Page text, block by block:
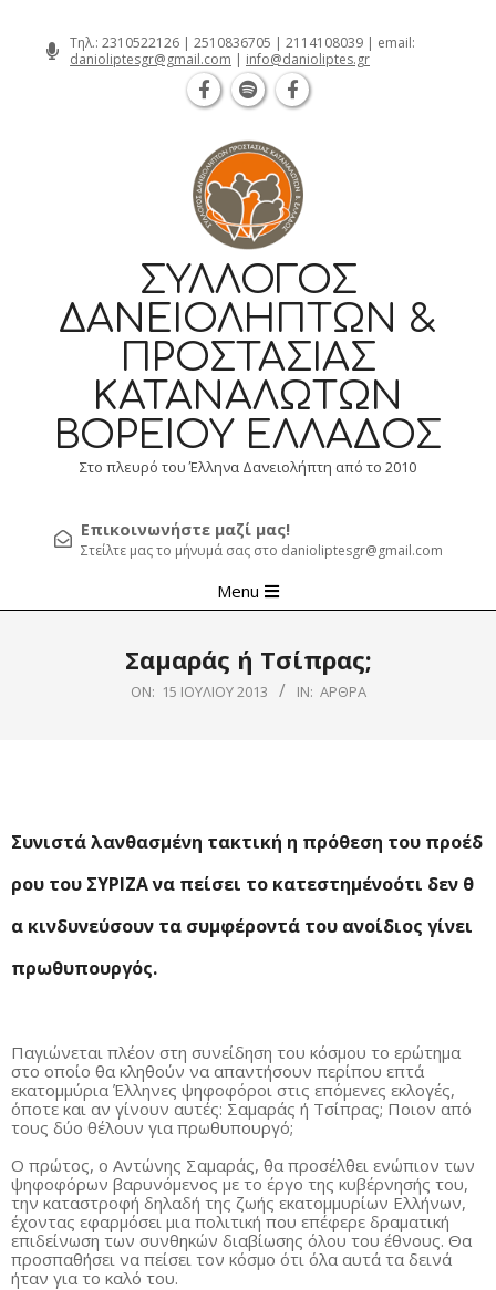
Τηλ.: 2310522126 | 2510836705 | 2114108039 | email:
danioliptesgr@gmail.com | info@danioliptes.gr
ΣΎΛΛΟΓΟΣ
ΔΑΝΕΙΟΛΗΠΤΏΝ &
ΠΡΟΣΤΑΣΊΑΣ
ΚΑΤΑΝΑΛΩΤΏΝ
ΒΟΡΕΊΟΥ ΕΛΛΆΔΟΣ
Στο πλευρό του Έλληνα Δανειολήπτη από το 2010
Επικοινωνήστε μαζί μας!
Στείλτε μας το μήνυμά σας στο danioliptesgr@gmail.com
Navigation
Menu
Σαμαράς ή Τσίπρας;
ON: 15 ΙΟΥΛΊΟΥ 2013 IN: ΆΡΘΡΑ
Συνιστάλανθασμένη τακτική η πρόθεση του προέδ
ρου του ΣΥΡΙΖΑνα πείσει το κατεστημένοότι δεν θ
α κινδυνεύσουν τα συμφέροντά του ανοίδιος γίνει
πρωθυπουργός.
Παγιώνεται πλέον στη συνείδηση του κόσμου το ερώτημα
στο οποίο θα κληθούν να απαντήσουν περίπου επτά
εκατομμύρια Έλληνες ψηφοφόροι στις επόμενες εκλογές,
όποτε και αν γίνουν αυτές: Σαμαράς ή Τσίπρας; Ποιον από
τους δύο θέλουν για πρωθυπουργό;
Ο πρώτος, ο Αντώνης Σαμαράς, θα προσέλθει ενώπιον των
ψηφοφόρων βαρυνόμενος με το έργο της κυβέρνησής του,
την καταστροφή δηλαδή της ζωής εκατομμυρίων Ελλήνων,
έχοντας εφαρμόσει μια πολιτική που επέφερε δραματική
επιδείνωση των συνθηκών διαβίωσης όλου του έθνους. Θα
προσπαθήσει να πείσει τον κόσμο ότι όλα αυτά τα δεινά
ήταν για το καλό του.